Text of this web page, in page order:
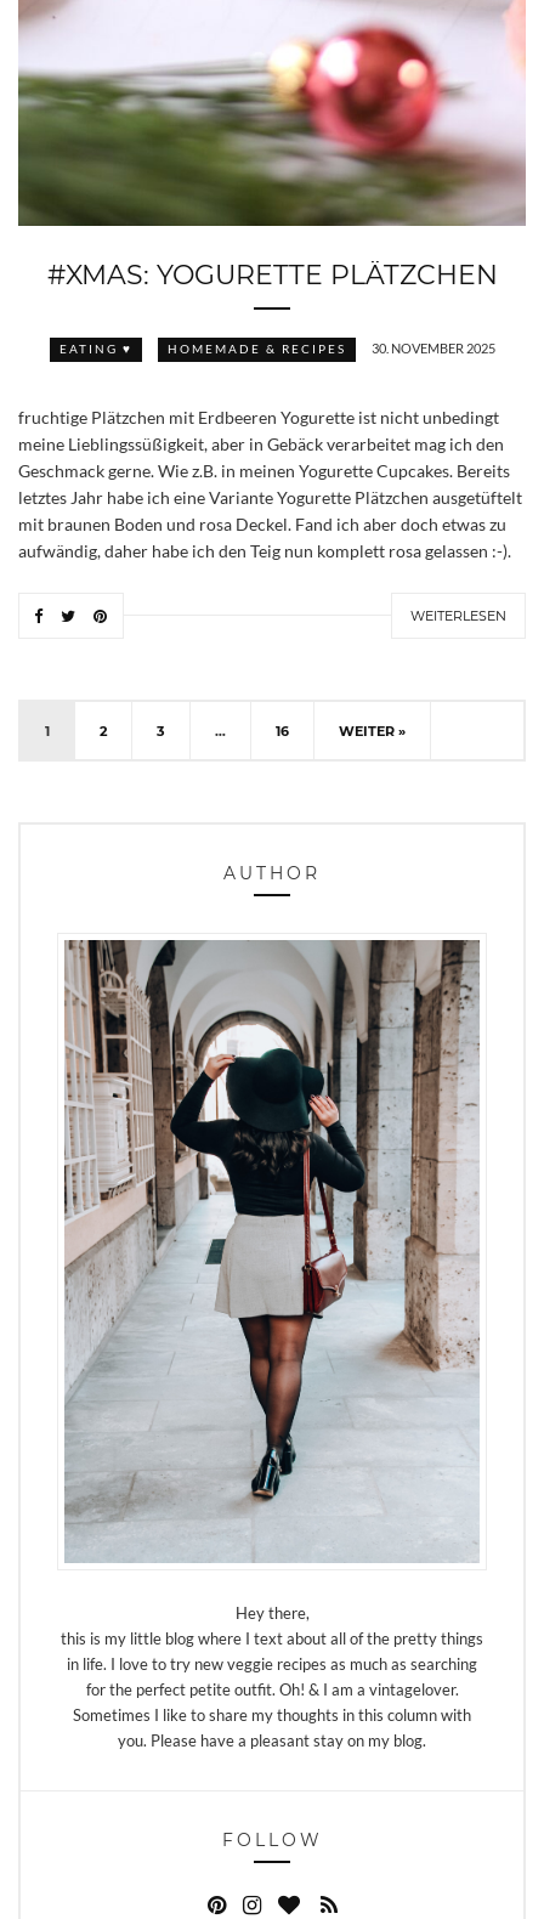
#XMAS: YOGURETTE PLÄTZCHEN
EATING ♥ HOMEMADE & RECIPES 30. NOVEMBER 2025
fruchtige Plätzchen mit Erdbeeren Yogurette ist nicht unbedingt
meine Lieblingssüßigkeit, aber in Gebäck verarbeitet mag ich den
Geschmack gerne. Wie z.B. in meinen Yogurette Cupcakes. Bereits
letztes Jahr habe ich eine Variante Yogurette Plätzchen ausgetüftelt
mit braunen Boden und rosa Deckel. Fand ich aber doch etwas zu
aufwändig, daher habe ich den Teig nun komplett rosa gelassen :-).
WEITERLESEN
1 2 3 … 16 WEITER »
AUTHOR
Hey there,
this is my little blog where I text about all of the pretty things
in life. I love to try new veggie recipes as much as searching
for the perfect petite outfit. Oh! & I am a vintagelover.
Sometimes I like to share my thoughts in this column with
you. Please have a pleasant stay on my blog.
FOLLOW